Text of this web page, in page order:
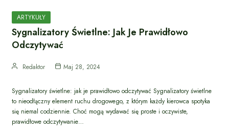
ARTYKUŁY
Sygnalizatory Świetlne: Jak Je Prawidłowo
Odczytywać
Redaktor Maj 28, 2024
Sygnalizatory świetlne: jak je prawidłowo odczytywać Sygnalizatory świetlne
to nieodłączny element ruchu drogowego, z którym każdy kierowca spotyka
się niemal codziennie. Choć mogą wydawać się proste i oczywiste,
prawidłowe odczytywanie…